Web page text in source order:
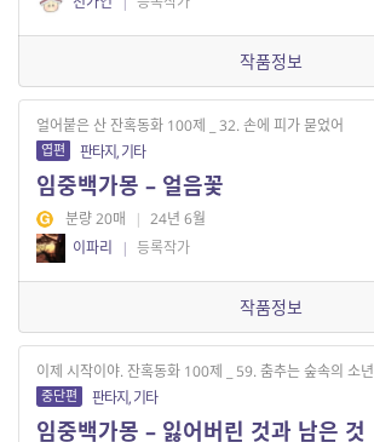
작품정보
얼어붙은 산 잔혹동화 100제 _ 32. 손에 피가 묻었어
엽편 판타지, 기타
임중백가몽 – 얼음꽃
분량 20매 | 24년 6월
이파리
| 등록작가
작품정보
이제 시작이야. 잔혹동화 100제 _ 59. 춤추는 숲속의 소년
중단편 판타지, 기타
임중백가몽 – 잃어버린 것과 남은 것